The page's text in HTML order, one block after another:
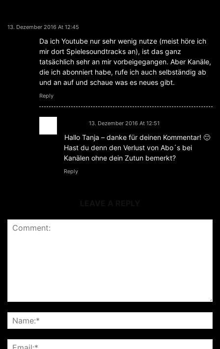
13. Dezember 2016 At 12:45
Da ich Youtube nur sehr wenig nutze (meist höre ich
mir dort Spielesoundtracks an), ist das ganz
tatsächlich sehr an mir vorbeigegangen. Aber Kanäle,
die ich abonniert habe, rufe ich auch selbständig ab
und an auf und schaue was es neues gibt.
Reply
13. Dezember 2016 At 12:51
Hallo Tanja – danke für deinen Kommentar! 🙂
Hast du denn den Verlust von Abo´s bei
Kanälen ohne dein Zutun bemerkt?
Reply